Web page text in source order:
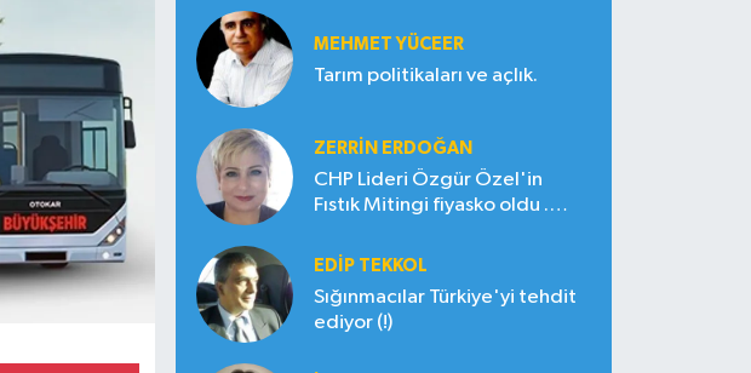
MEHMET YÜCEER
Tarım politikaları ve açlık.
ZERRIN ERDOĞAN
CHP Lideri Özgür Özel'in
Fıstık Mitingi fiyasko oldu .
EDIP TEKKOL
Sığınmacılar Türkiye'yi tehdit
ediyor (!)